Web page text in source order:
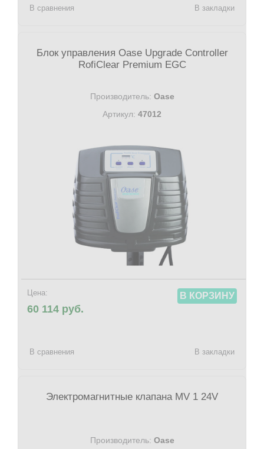
В сравнения В закладки
Блок управления Oase Upgrade Controller
RofiClear Premium EGC
Производитель: Oase
Артикул: 47012
Цена:
60 114 руб.
В КОРЗИНУ
В сравнения В закладки
Электромагнитные клапана MV 1 24V
Производитель: Oase